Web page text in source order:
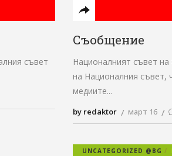
съвет
Съобщение
Националният съвет
на Националния съвет,
медиите
by redaktor март 16
UNCATEGORIZED @BG